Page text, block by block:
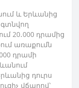
և Երևանից
գտնվող
20․000 դրամից
առաքումն
դրամի
դուրս
վճարով՝